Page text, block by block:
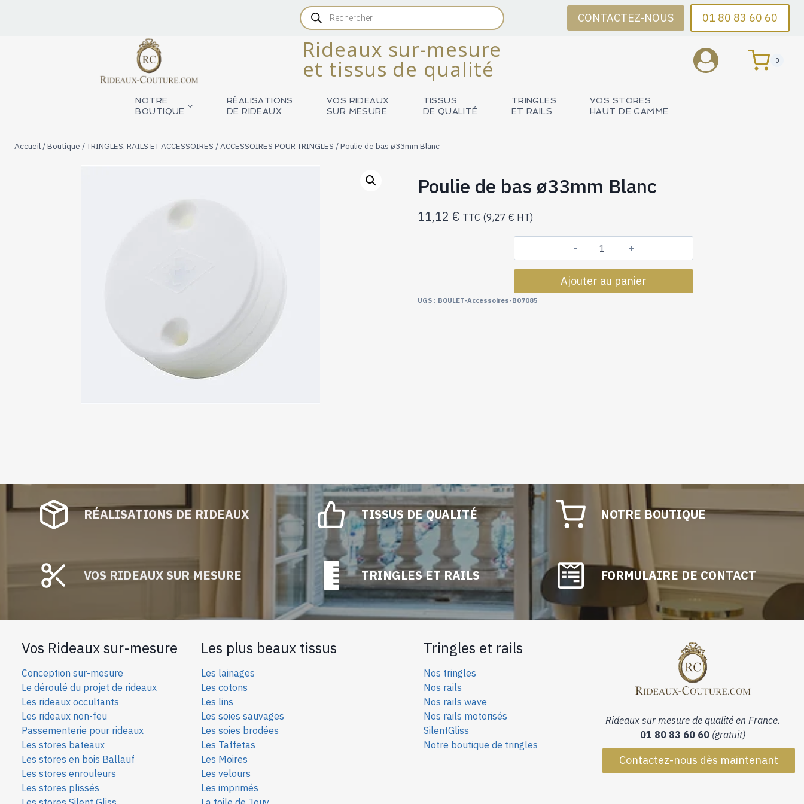
Recherche
de
produits
CONTACTEZ-NOUS 01 80 83 60 60
Rideaux sur-mesure
et tissus de qualité
0
NOTRE
BOUTIQUE
RÉALISATIONS
DE RIDEAUX
VOS RIDEAUX
SUR MESURE
TISSUS
DE QUALITÉ
TRINGLES
ET RAILS
VOS STORES
HAUT DE GAMME
Accueil /Boutique /TRINGLES, RAILS ET ACCESSOIRES /ACCESSOIRES POUR TRINGLES /Poulie de bas ø33mm Blanc
Poulie de bas ø33mm Blanc
11,12 € TTC (9,27 € HT)
quantité
de
Poulie
Ajouter au panier
UGS : BOULET-Accessoires-B07085
RÉALISATIONS DE RIDEAUX
VOS RIDEAUX SUR MESURE
TISSUS DE QUALITÉ
TRINGLES ET RAILS
NOTRE BOUTIQUE
FORMULAIRE DE CONTACT
Vos Rideaux sur-mesure
Conception sur-mesure
Le déroulé du projet de rideaux
Les rideaux occultants
Les rideaux non-feu
Passementerie pour rideaux
Les stores bateaux
Les stores en bois Ballauf
Les stores enrouleurs
Les stores plissés
Les plus beaux tissus
Les lainages
Les cotons
Les lins
Les soies sauvages
Les soies brodées
Les Taffetas
Les Moires
Les velours
Les imprimés
Tringles et rails
Nos tringles
Nos rails
Nos rails wave
Nos rails motorisés
SilentGliss
Notre boutique de tringles
Rideaux sur mesure de qualité en France.
01 80 83 60 60 (gratuit)
Contactez-nous dès maintenant